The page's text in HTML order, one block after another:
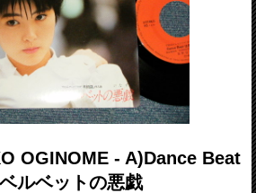
OGINOME - A)Dance Beat
ルベットの悪戯